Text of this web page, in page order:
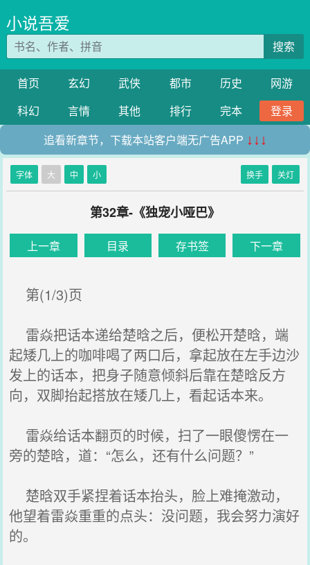
小说吾爱
搜索
首页 玄幻 武侠 都市 历史
网游
科幻
言情 其他 排行 完本
登录
追看新章节，下载本站客户端无广告APP ↓↓↓
字体 大 中 小 换手 关灯
第32章-《独宠小哑巴》
上一章 目录 存书签 下一章
第(1/3)页
雷焱把话本递给楚晗之后，便松开楚晗，端
起矮几上的咖啡喝了两口后，拿起放在左手边沙
发上的话本，把身子随意倾斜后靠在楚晗反方
向，双脚抬起搭放在矮几上，看起话本来。
雷焱给话本翻页的时候，扫了一眼傻愣在一
旁的楚晗，道：“怎么，还有什么问题？”
楚晗双手紧捏着话本抬头，脸上难掩激动，
他望着雷焱重重的点头：没问题，我会努力演好
的。